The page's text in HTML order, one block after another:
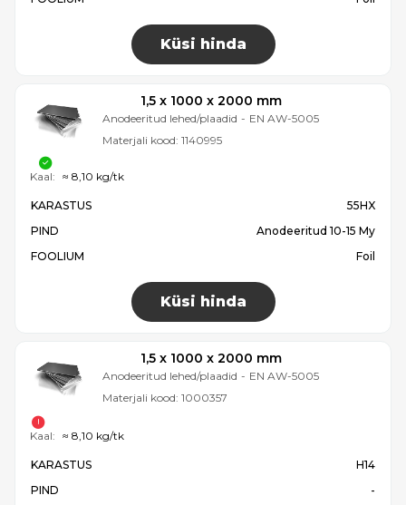
Küsi hinda
1,5 x 1000 x 2000 mm
Anodeeritud lehed/plaadid - EN AW-5005
Materjali kood: 1140995
KARASTUS
55HX
PIND
Anodeeritud 10-15 My
FOOLIUM
Foil
Küsi hinda
Kaal: ≈ 8,10 kg/tk
1,5 x 1000 x 2000 mm
Anodeeritud lehed/plaadid - EN AW-5005
Materjali kood: 1000357
KARASTUS
H14
PIND
-
Kaal: ≈ 8,10 kg/tk